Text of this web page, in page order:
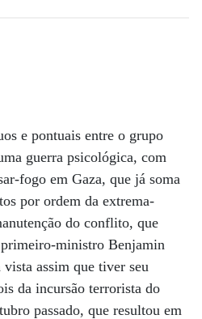
e pontuais entre o grupo
guerra psicológica, com
fogo em Gaza, que já soma
por ordem da extrema-
do conflito, que
ministro Benjamin
assim que tiver seu
da incursão terrorista do
passado, que resultou em